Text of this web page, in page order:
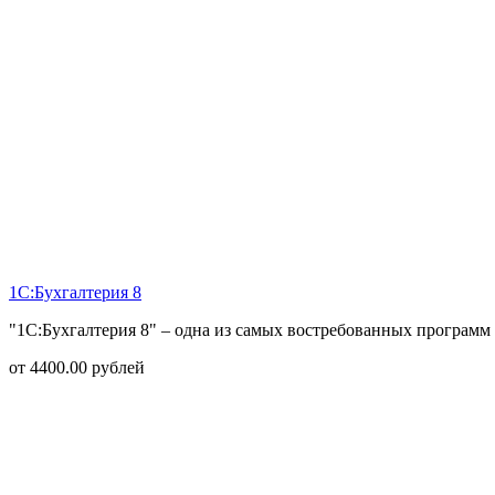
1С:Бухгалтерия 8
"1С:Бухгалтерия 8" – одна из самых востребованных
от 4400.00 рублей